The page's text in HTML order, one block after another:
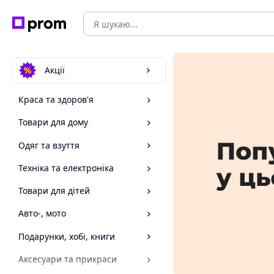
Акції
Краса та здоров'я
Товари для дому
Одяг та взуття
Техніка та електроніка
Товари для дітей
Авто-, мото
Подарунки, хобі, книги
Аксесуари та прикраси